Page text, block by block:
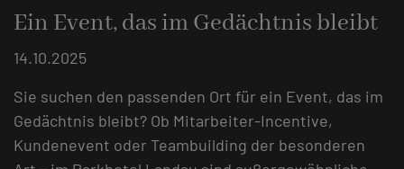
Ein Event, das im Gedächtnis bleibt
14.10.2025
Sie suchen den passenden Ort für ein Event, das im
Gedächtnis bleibt? Ob Mitarbeiter-Incentive,
Kundenevent oder Teambuilding der besonderen